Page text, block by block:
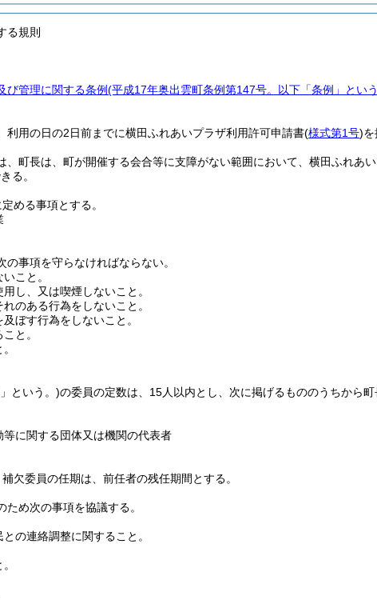
る規則
び管理に関する条例(平成17年奥出雲町条例第147号。以下「条例」とい
利用の日の2日前までに横田ふれあいプラザ利用許可申請書(様式第1号)を
、町長は、町が開催する会合等に支障がない範囲において、横田ふれあ
る。
める事項とする。
事項を守らなければならない。
こと。
し、又は喫煙しないこと。
のある行為をしないこと。
ぼす行為をしないこと。
と。
という。)の委員の定数は、15人以内とし、次に掲げるもののうちから町
に関する団体又は機関の代表者
欠委員の任期は、前任者の残任期間とする。
め次の事項を協議する。
の連絡調整に関すること。